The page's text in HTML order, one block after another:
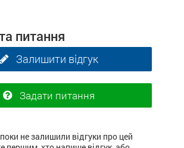
питання
Залишити відгук
Задати питання
не залишили відгуки про цей